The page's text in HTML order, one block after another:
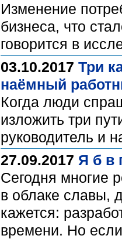
Изменение
бизнеса, что
говорится в
03.10.2017 Три
наёмный
Когда люди
изложить три
руководитель и
27.09.2017 Я б в
Сегодня многие
в облаке славы,
кажется:
времени. Но